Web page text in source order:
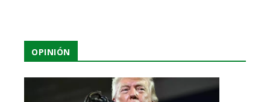
OPINIÓN